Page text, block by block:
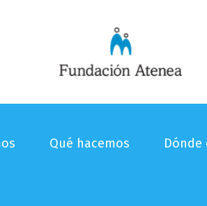
Qué hacemos Dónde